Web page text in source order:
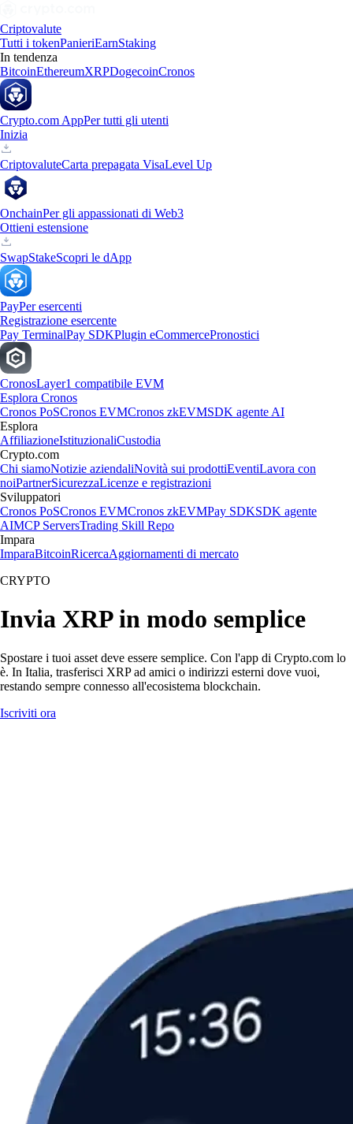
Criptovalute
Tutti i tokenPanieriEarnStaking
In tendenza
BitcoinEthereumXRPDogecoinCronos
Crypto.com AppPer tutti gli utenti
Inizia
CriptovaluteCarta prepagata VisaLevel Up
OnchainPer gli appassionati di Web3
Ottieni estensione
SwapStakeScopri le dApp
PayPer esercenti
Registrazione esercente
Pay TerminalPay SDKPlugin eCommercePronostici
CronosLayer1 compatibile EVM
Esplora Cronos
Cronos PoSCronos EVMCronos zkEVMSDK agente AI
Esplora
AffiliazioneIstituzionaliCustodia
Crypto.com
Chi siamoNotizie aziendaliNovità sui prodottiEventiLavora con
noiPartnerSicurezzaLicenze e registrazioni
Sviluppatori
Cronos PoSCronos EVMCronos zkEVMPay SDKSDK agente
AIMCP ServersTrading Skill Repo
Impara
ImparaBitcoinRicercaAggiornamenti di mercato
CRYPTO
Invia XRP in modo semplice
Spostare i tuoi asset deve essere semplice. Con l'app di Crypto.com lo
è. In Italia, trasferisci XRP ad amici o indirizzi esterni dove vuoi,
restando sempre connesso all'ecosistema blockchain.
Iscriviti ora